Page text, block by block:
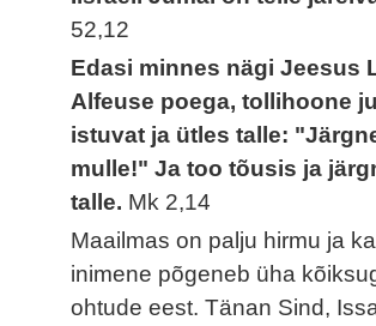
52,12
Edasi minnes nägi Jeesus
Alfeuse poega, tollihoone
istuvat ja ütles talle:
mulle!" Ja too tõusis ja
talle. Mk 2,14
Maailmas on palju hirmu ja
inimene põgeneb üha
ohtude eest. Tänan Sind,